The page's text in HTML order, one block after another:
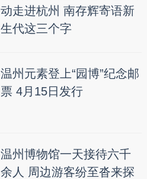
动走进杭州 南存辉寄语新
生代这三个字
温州元素登上“园博”纪念邮
票 4月15日发行
温州博物馆一天接待六千
余人 周边游客纷至沓来探